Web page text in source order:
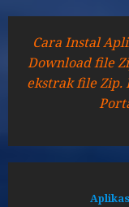
Cara Instal
Download file
ekstrak file Zip.